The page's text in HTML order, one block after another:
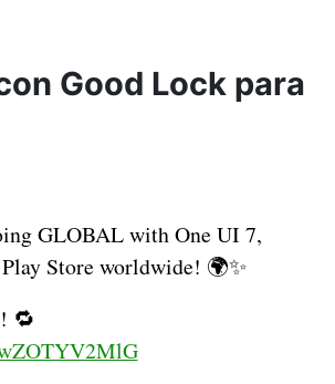
Good Lock para
GLOBAL with One UI 7,
Store worldwide! 🌍✨
🔁